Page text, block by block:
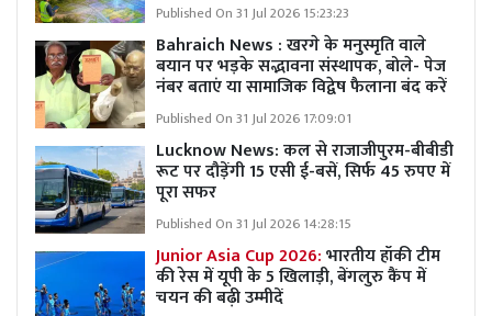
Published On 31 Jul 2026 15:23:23
Bahraich News : खरगे के मनुस्मृति वाले
बयान पर भड़के सद्भावना संस्थापक, बोले- पेज
नंबर बताएं या सामाजिक विद्वेष फैलाना बंद करें
Published On 31 Jul 2026 17:09:01
Lucknow News:कल से राजाजीपुरम-बीबीडी
रूट पर दौड़ेंगी 15 एसी ई-बसें, सिर्फ 45 रुपए में
पूरा सफर
Published On 31 Jul 2026 14:28:15
Junior Asia Cup 2026:भारतीय हॉकी टीम
की रेस में यूपी के 5 खिलाड़ी, बेंगलुरु कैंप में
चयन की बढ़ी उम्मीदें